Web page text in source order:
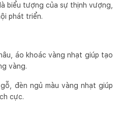
biểu tượng của sự thịnh vượng,
phát triển.
áo khoác vàng nhạt giúp tạo
vàng.
đèn ngủ màu vàng nhạt giúp
cực.